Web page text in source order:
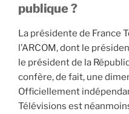
publique ?
La présidente de France
l’ARCOM, dont le
le président de la
confère, de fait, une
Officiellement
Télévisions est